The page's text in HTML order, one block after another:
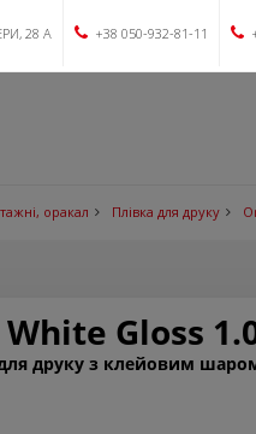
28 А +38 050-932-81-11
оракал Плівка для друку
Gloss
для друку з клейовим